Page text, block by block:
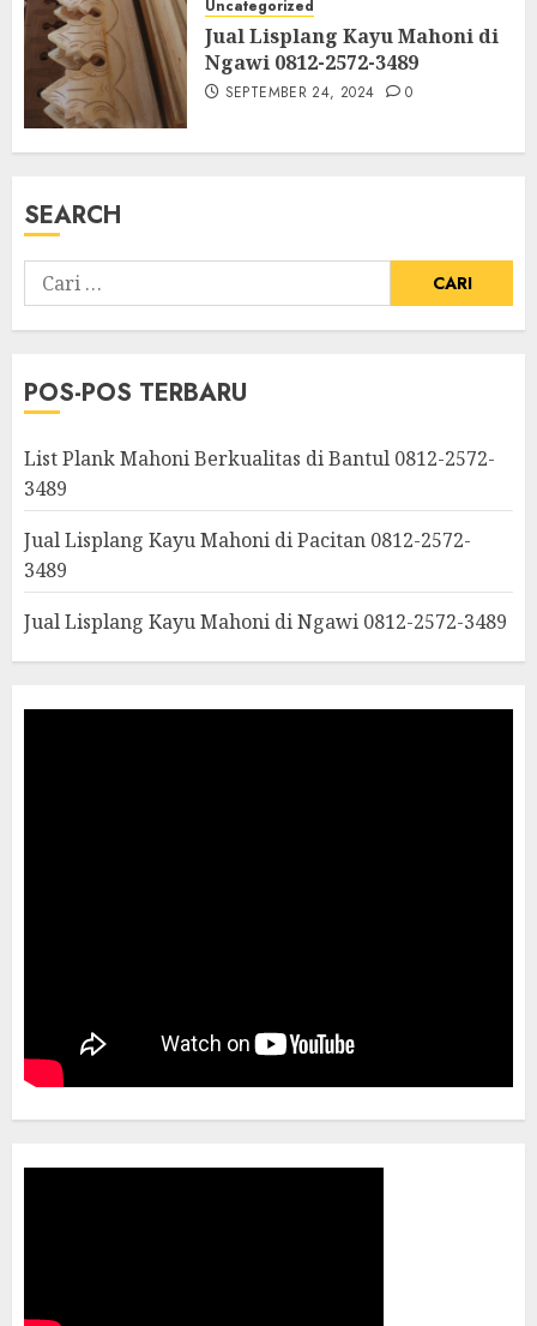
Uncategorized
Jual Lisplang Kayu Mahoni di
Ngawi 0812-2572-3489
SEPTEMBER 24, 2024 0
SEARCH
POS-POS TERBARU
List Plank Mahoni Berkualitas di Bantul 0812-2572-
3489
Jual Lisplang Kayu Mahoni di Pacitan 0812-2572-
3489
Jual Lisplang Kayu Mahoni di Ngawi 0812-2572-3489